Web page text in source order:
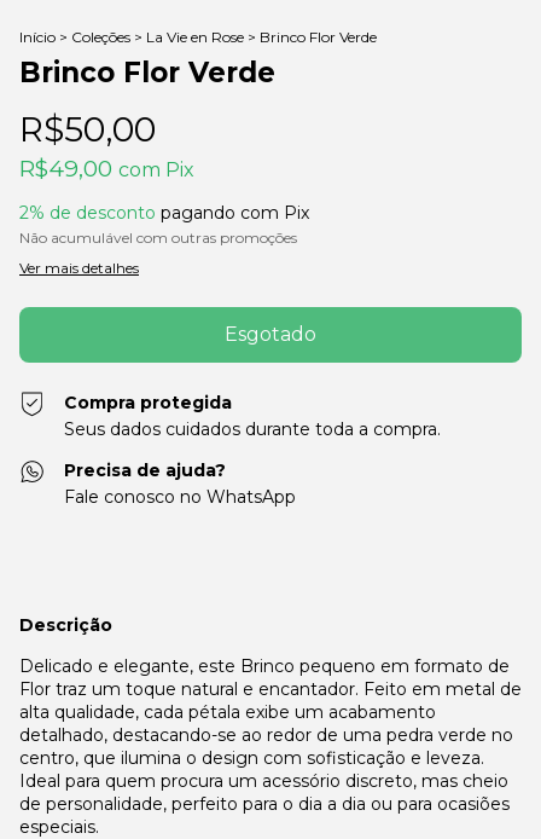
Início > Coleções > La Vie en Rose > Brinco Flor Verde
Brinco Flor Verde
R$50,00
R$49,00 com Pix
2% de desconto pagando com Pix
Não acumulável com outras promoções
Ver mais detalhes
Compra protegida
Seus dados cuidados durante toda a compra.
Precisa de ajuda?
Fale conosco no WhatsApp
Descrição
Delicado e elegante, este Brinco pequeno em formato de
Flor traz um toque natural e encantador. Feito em metal de
alta qualidade, cada pétala exibe um acabamento
detalhado, destacando-se ao redor de uma pedra verde no
centro, que ilumina o design com sofisticação e leveza.
Ideal para quem procura um acessório discreto, mas cheio
de personalidade, perfeito para o dia a dia ou para ocasiões
especiais.